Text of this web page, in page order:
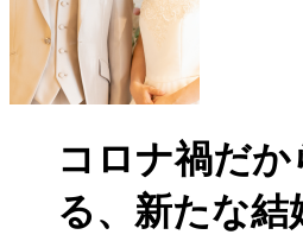
コロナ禍だか
る、新たな